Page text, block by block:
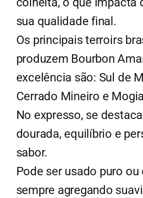
sua qualidade final.
Os principais terroirs
produzem Bourbon
excelência são: Sul de
Cerrado Mineiro e
No expresso, se
dourada, equilíbrio e
sabor.
Pode ser usado puro ou
sempre agregando